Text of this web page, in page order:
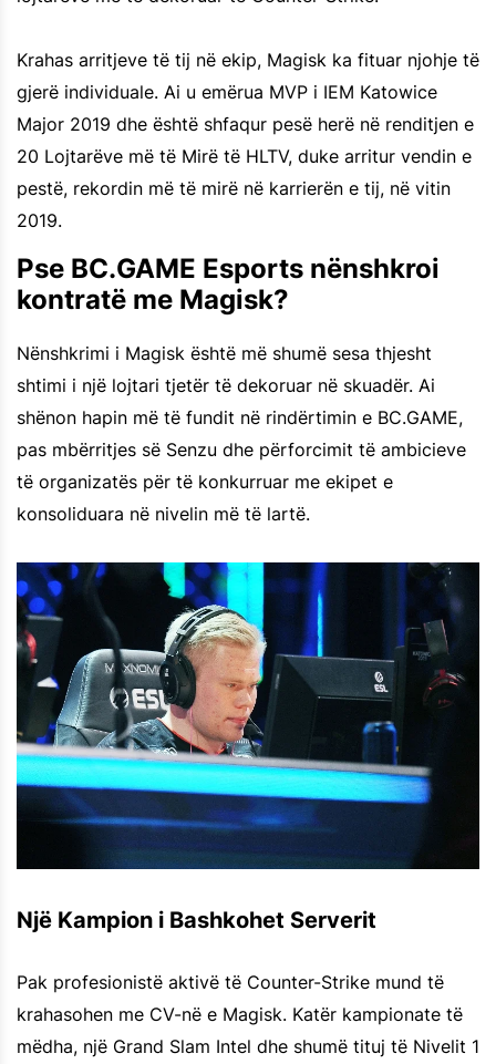
Krahas arritjeve të tij në ekip, Magisk ka fituar njohje të
gjerë individuale. Ai u emërua MVP i IEM Katowice
Major 2019 dhe është shfaqur pesë herë në renditjen e
20 Lojtarëve më të Mirë të HLTV, duke arritur vendin e
pestë, rekordin më të mirë në karrierën e tij, në vitin
2019.
Pse BC.GAME Esports nënshkroi
kontratë me Magisk?
Nënshkrimi i Magisk është më shumë sesa thjesht
shtimi i një lojtari tjetër të dekoruar në skuadër. Ai
shënon hapin më të fundit në rindërtimin e BC.GAME,
pas mbërritjes së Senzu dhe përforcimit të ambicieve
të organizatës për të konkurruar me ekipet e
konsoliduara në nivelin më të lartë.
Një Kampion i Bashkohet Serverit
Pak profesionistë aktivë të Counter-Strike mund të
krahasohen me CV-në e Magisk. Katër kampionate të
mëdha, një Grand Slam Intel dhe shumë tituj të Nivelit 1